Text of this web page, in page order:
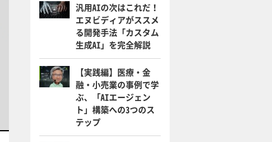
汎用AIの次はこれだ！
エヌビディアがススメ
る開発手法「カスタム
生成AI」を完全解説
【実践編】医療・金
融・小売業の事例で学
ぶ、「AIエージェン
ト」構築への3つのス
テップ